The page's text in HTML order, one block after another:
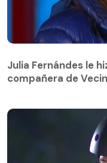
compañera de
Julia Fernándes le
compañera de